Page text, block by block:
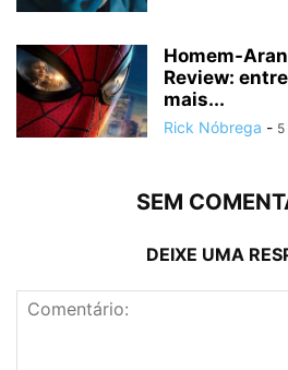
Homem-
Review:
mais...
Rick Nóbrega -
SEM
DEIXE UMA